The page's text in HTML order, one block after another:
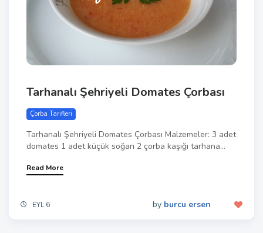
Tarhanalı Şehriyeli Domates Çorbası
Çorba Tarifleri
Tarhanalı Şehriyeli Domates Çorbası Malzemeler: 3 adet
domates 1 adet küçük soğan 2 çorba kaşığı tarhana...
Read More
EYL 6 by burcu ersen